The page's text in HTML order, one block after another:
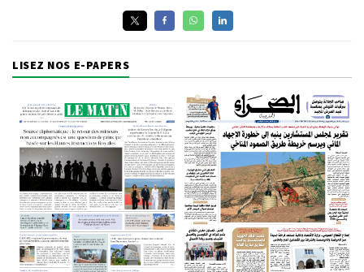
LISEZ NOS E-PAPERS